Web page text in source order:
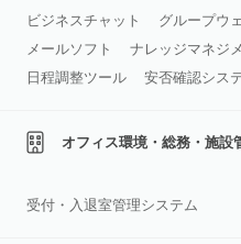
ビジネスチャット グループウ
メールソフト
ナレッジマネジ
日程調整ツール
安否確認シス
オフィス環境・総務・施設
受付・入退室管理システム